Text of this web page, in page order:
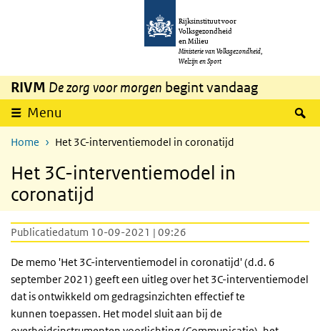
Overslaan en naar de inhoud gaan
Rijksinstituut voor
Volksgezondheid
en Milieu
Ministerie van Volksgezondheid,
Welzijn en Sport
RIVM De zorg voor morgen begint vandaag
Menu
Home Het 3C-interventiemodel in coronatijd
Het 3C-interventiemodel in
coronatijd
Publicatiedatum 10-09-2021 | 09:26
De memo 'Het 3C-interventiemodel in coronatijd' (d.d. 6
september 2021) geeft een uitleg over het 3C-interventiemodel
dat is ontwikkeld om gedragsinzichten effectief te
kunnen toepassen. Het model sluit aan bij de